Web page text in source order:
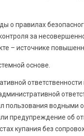
о правилах
за
– источнике
основе.
ответственности
пользования водными
предупреждение об
купания без